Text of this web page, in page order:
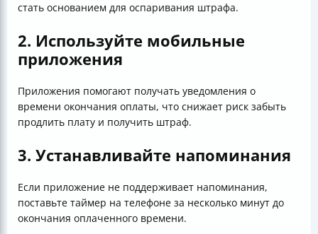
стать основанием для оспаривания штрафа.
2. Используйте мобильные
приложения
Приложения помогают получать уведомления о
времени окончания оплаты, что снижает риск забыть
продлить плату и получить штраф.
3. Устанавливайте напоминания
Если приложение не поддерживает напоминания,
поставьте таймер на телефоне за несколько минут до
окончания оплаченного времени.